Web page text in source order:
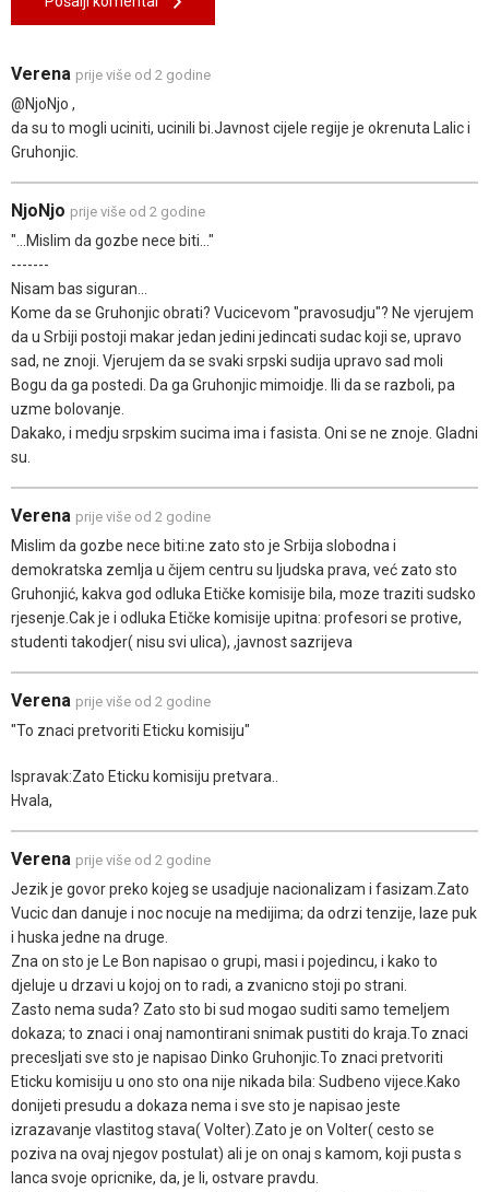
Verena prije više od 2 godine
@NjoNjo ,
da su to mogli uciniti, ucinili bi.Javnost cijele regije je okrenuta Lalic i
Gruhonjic.
NjoNjo prije više od 2 godine
"...Mislim da gozbe nece biti..."
-------
Nisam bas siguran...
Kome da se Gruhonjic obrati? Vucicevom "pravosudju"? Ne vjerujem
da u Srbiji postoji makar jedan jedini jedincati sudac koji se, upravo
sad, ne znoji. Vjerujem da se svaki srpski sudija upravo sad moli
Bogu da ga postedi. Da ga Gruhonjic mimoidje. Ili da se razboli, pa
uzme bolovanje.
Dakako, i medju srpskim sucima ima i fasista. Oni se ne znoje. Gladni
su.
Verena prije više od 2 godine
Mislim da gozbe nece biti:ne zato sto je Srbija slobodna i
demokratska zemlja u čijem centru su ljudska prava, već zato sto
Gruhonjić, kakva god odluka Etičke komisije bila, moze traziti sudsko
rjesenje.Cak je i odluka Etičke komisije upitna: profesori se protive,
studenti takodjer( nisu svi ulica), ,javnost sazrijeva
Verena prije više od 2 godine
"To znaci pretvoriti Eticku komisiju"
Ispravak:Zato Eticku komisiju pretvara..
Hvala,
Verena prije više od 2 godine
Jezik je govor preko kojeg se usadjuje nacionalizam i fasizam.Zato
Vucic dan danuje i noc nocuje na medijima; da odrzi tenzije, laze puk
i huska jedne na druge.
Zna on sto je Le Bon napisao o grupi, masi i pojedincu, i kako to
djeluje u drzavi u kojoj on to radi, a zvanicno stoji po strani.
Zasto nema suda? Zato sto bi sud mogao suditi samo temeljem
dokaza; to znaci i onaj namontirani snimak pustiti do kraja.To znaci
precesljati sve sto je napisao Dinko Gruhonjic.To znaci pretvoriti
Eticku komisiju u ono sto ona nije nikada bila: Sudbeno vijece.Kako
donijeti presudu a dokaza nema i sve sto je napisao jeste
izrazavanje vlastitog stava( Volter).Zato je on Volter( cesto se
poziva na ovaj njegov postulat) ali je on onaj s kamom, koji pusta s
lanca svoje opricnike, da, je li, ostvare pravdu.